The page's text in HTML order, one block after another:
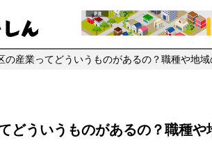
の産業ってどういうものがあるの？職種や地
どういうものがあるの？職種や